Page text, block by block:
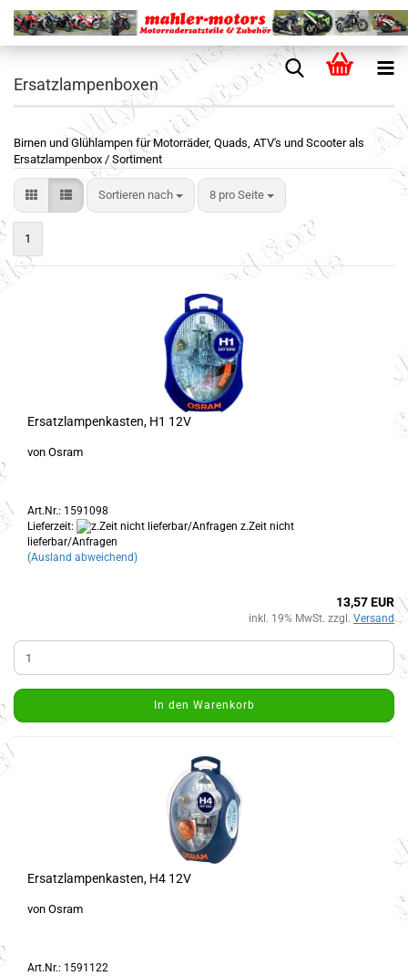
Ersatzlampenboxen
Birnen und Glühlampen für Motorräder, Quads, ATV's und Scooter als
Ersatzlampenbox / Sortiment
Sortieren nach 8 pro Seite
1
Ersatzlampenkasten, H1 12V
von Osram
Art.Nr.: 1591098
Lieferzeit:
z.Zeit nicht
lieferbar/Anfragen
(Ausland abweichend)
13,57 EUR
inkl. 19% MwSt. zzgl. Versand
In den Warenkorb
Ersatzlampenkasten, H4 12V
von Osram
Art.Nr.: 1591122